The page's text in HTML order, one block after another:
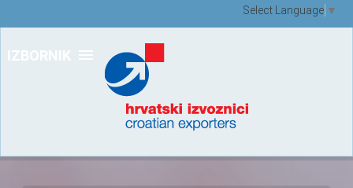
IZBORNIK
Select Language ▼